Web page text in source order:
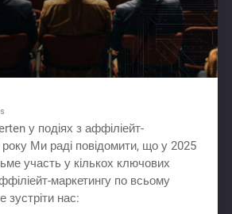
у подіях з аффіліейт-
року Ми раді повідомити, що у 2025
участь у кількох ключових
маркетингу по всьому
зустріти нас: